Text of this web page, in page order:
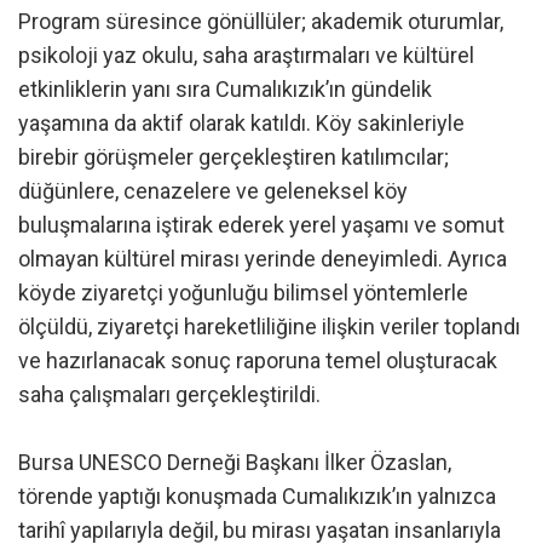
Program süresince gönüllüler; akademik oturumlar,
psikoloji yaz okulu, saha araştırmaları ve kültürel
etkinliklerin yanı sıra Cumalıkızık’ın gündelik
yaşamına da aktif olarak katıldı. Köy sakinleriyle
birebir görüşmeler gerçekleştiren katılımcılar;
düğünlere, cenazelere ve geleneksel köy
buluşmalarına iştirak ederek yerel yaşamı ve somut
olmayan kültürel mirası yerinde deneyimledi. Ayrıca
köyde ziyaretçi yoğunluğu bilimsel yöntemlerle
ölçüldü, ziyaretçi hareketliliğine ilişkin veriler toplandı
ve hazırlanacak sonuç raporuna temel oluşturacak
saha çalışmaları gerçekleştirildi.
Bursa UNESCO Derneği Başkanı İlker Özaslan,
törende yaptığı konuşmada Cumalıkızık’ın yalnızca
tarihî yapılarıyla değil, bu mirası yaşatan insanlarıyla